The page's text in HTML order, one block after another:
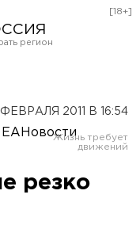
[18+]
2011 В 16:54
ЕАНовости
резко